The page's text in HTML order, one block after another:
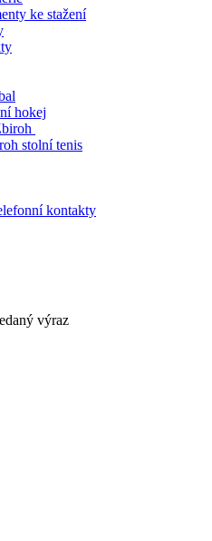
ke stažení
hokej
stolní tenis
kontakty
výraz